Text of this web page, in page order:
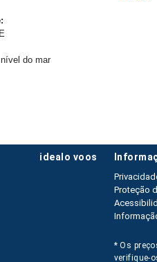
do mar
idealo voos
Proteção
* Os
verifique-